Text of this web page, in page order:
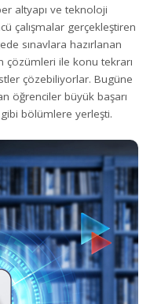
altyapı ve teknoloji
çalışmalar gerçekleştiren
sınavlara hazırlanan
çözümleri ile konu tekrarı
çözebiliyorlar. Bugüne
öğrenciler büyük başarı
bölümlere yerleşti.